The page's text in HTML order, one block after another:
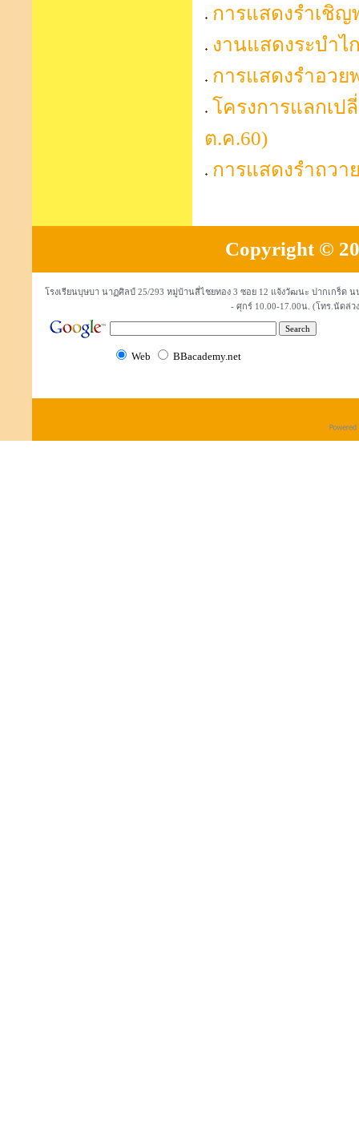
การแสดงรำเชิญ
งานแสดงระบำไ
การแสดงรำอวย
โครงการแลกเป
ต.ค.60)
การแสดงรำถวา
Copyright ©
โรงเรียนบุษบา นาฏศิลป์ 25/293 หมู่บ้านสี่ไชยทอง 3 ซอย 12 แจ้งวัฒนะ ปากเกร็ด น
- ศุกร์ 10.00-17.00น. (โทร.นัดล่
Web BBacademy.net